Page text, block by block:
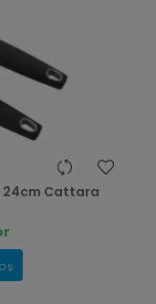
Cattara